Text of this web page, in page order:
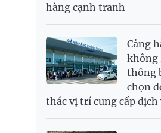
hàng cạnh tranh
Cảng
không
thông
chọn
thác vị trí cung cấp